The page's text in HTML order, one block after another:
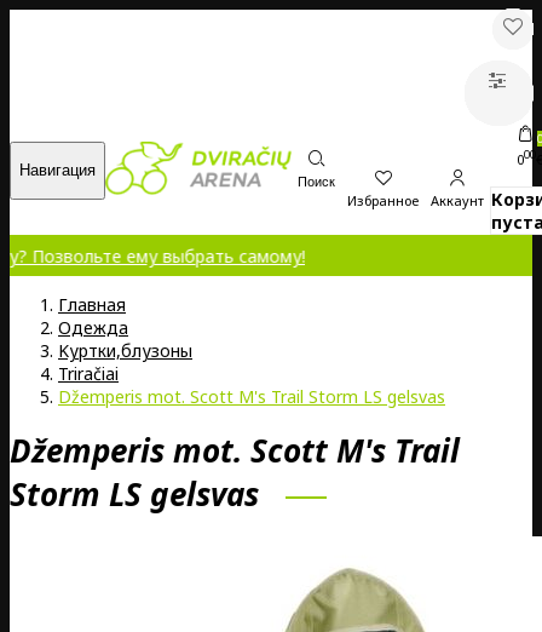
Навигация
Поиск
Избранное Аккаунт
0
000
ему выбрать самому!
Главная
Oдежда
Kуртки,блузоны
Triračiai
Džemperis mot. Scott M's Trail Storm LS gelsvas
Džemperis mot. Scott M's Trail
Storm LS gelsvas